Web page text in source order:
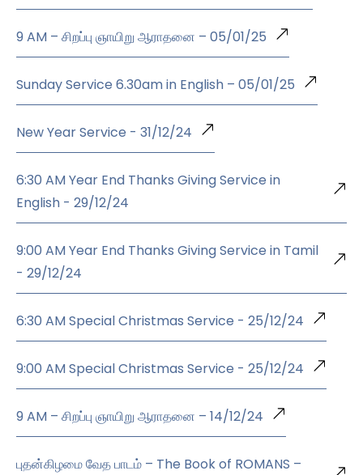
9 AM – சிறப்பு ஞாயிறு ஆராதனை – 05/01/25
Sunday Service 6.30am in English – 05/01/25
New Year Service - 31/12/24
6:30 AM Year End Thanks Giving Service in
English - 29/12/24
9:00 AM Year End Thanks Giving Service in Tamil
- 29/12/24
6:30 AM Special Christmas Service - 25/12/24
9:00 AM Special Christmas Service - 25/12/24
9 AM – சிறப்பு ஞாயிறு ஆராதனை – 14/12/24
புதன்கிழமை வேத பாடம் – The Book of ROMANS –